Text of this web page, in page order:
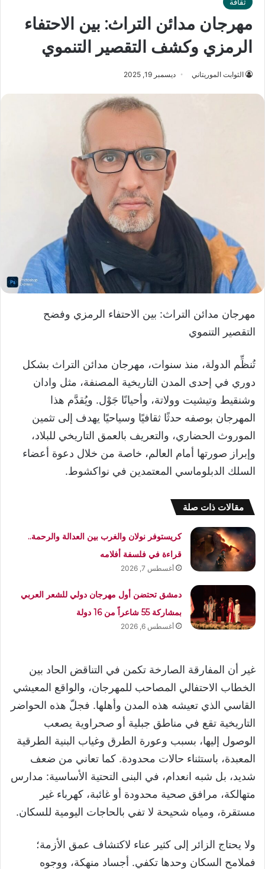
مهرجان مدائن التراث: بين الاحتفاء
الرمزي وكشف التقصير التنموي
الثوابت الموريتاني ديسمبر 19, 2025
مهرجان مدائن التراث: بين الاحتفاء الرمزي وفضح
التقصير التنموي
تُنظِّم الدولة، منذ سنوات، مهرجان مدائن التراث بشكل
دوري في إحدى المدن التاريخية المصنفة، مثل وادان
وشنقيط وتيشيت وولاتة، وأحيانًا جَوْل. ويُقدَّم هذا
المهرجان بوصفه حدثًا ثقافيًا وسياحيًا يهدف إلى تثمين
الموروث الحضاري، والتعريف بالعمق التاريخي للبلاد،
وإبراز صورتها أمام العالم، خاصة من خلال دعوة أعضاء
السلك الدبلوماسي المعتمدين في نواكشوط.
مقالات ذات صلة
كريستوفر نولان والغرب بين العدالة والرحمة..
قراءة في فلسفة أفلامه
أغسطس 7, 2026
دمشق تحتضن أول مهرجان دولي للشعر العربي
بمشاركة 55 شاعراً من 16 دولة
أغسطس 6, 2026
غير أن المفارقة الصارخة تكمن في التناقض الحاد بين
الخطاب الاحتفالي المصاحب للمهرجان، والواقع المعيشي
القاسي الذي تعيشه هذه المدن وأهلها. فجلّ هذه الحواضر
التاريخية تقع في مناطق جبلية أو صحراوية يصعب
الوصول إليها، بسبب وعورة الطرق وغياب البنية الطرقية
المعبدة، باستثناء حالات محدودة. كما تعاني من ضعف
شديد، بل شبه انعدام، في البنى التحتية الأساسية: مدارس
متهالكة، مرافق صحية محدودة أو غائبة، كهرباء غير
مستقرة، ومياه شحيحة لا تفي بالحاجات اليومية للسكان.
ولا يحتاج الزائر إلى كثير عناء لاكتشاف عمق الأزمة؛
فملامح السكان وحدها تكفي. أجساد منهكة، ووجوه